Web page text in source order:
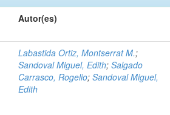
Autor(es)
Labastida Ortiz, Montserrat M.;
Sandoval Miguel, Edith;Salgado
Carrasco, Rogelio;Sandoval Miguel,
Edith